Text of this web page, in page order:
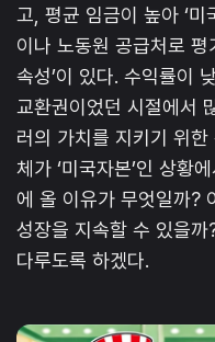
고, 평균 임금이 높아 ‘미
이나 노동원 공급처로 평
속성’이 있다. 수익률이
교환권이었던 시절에서
러의 가치를 지키기 위
체가 ‘미국자본’인 상황
에 올 이유가 무엇일까?
성장을 지속할 수 있을
다루도록 하겠다.